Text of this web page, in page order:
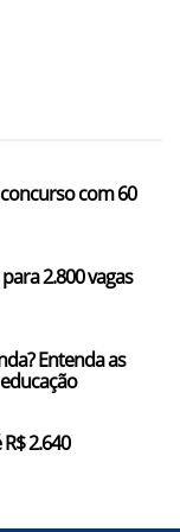
com 60
2.800 vagas
Entenda as
2.640